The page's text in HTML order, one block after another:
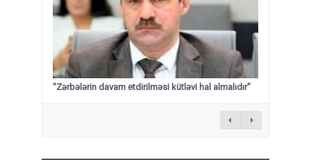
"Zərbələrin davam etdirilməsi kütləvi hal almalıdır"